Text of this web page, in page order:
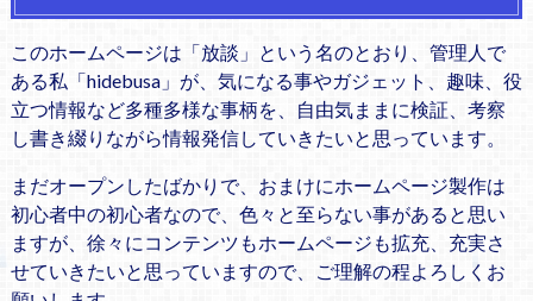
このホームページは「放談」という名のとおり、管理人で
ある私「hidebusa」が、気になる事やガジェット、趣味、役
立つ情報など多種多様な事柄を、自由気ままに検証、考察
し書き綴りながら情報発信していきたいと思っています。
まだオープンしたばかりで、おまけにホームページ製作は
初心者中の初心者なので、色々と至らない事があると思い
ますが、徐々にコンテンツもホームページも拡充、充実さ
せていきたいと思っていますので、ご理解の程よろしくお